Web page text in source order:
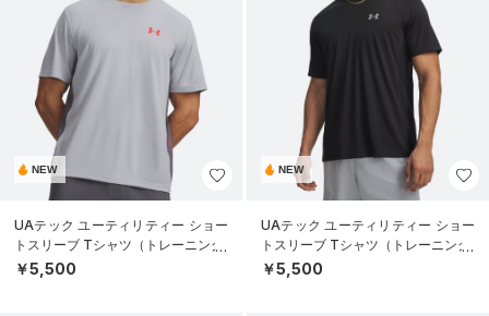
NEW
UAテック ユーティリティー ショー
トスリーブ Tシャツ（トレーニング/
MEN）
￥5,500
NEW
UAテック ユーティリティー ショー
トスリーブ Tシャツ（トレーニング/
MEN）
￥5,500